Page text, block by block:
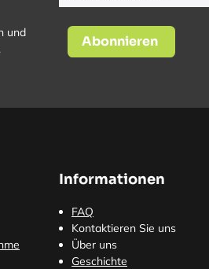
und
Abonnieren
Informationen
FAQ
Kontaktieren Sie uns
Über uns
Geschichte